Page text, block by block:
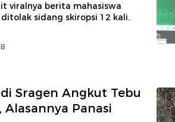
viralnya berita mahasiswa
sidang skiropsi 12 kali.
Sragen Angkut Tebu
Panasi